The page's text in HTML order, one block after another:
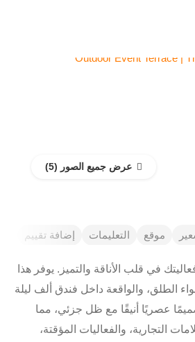
عرض جميع الصور
موقع التعليمات إضافة تقييم
في قلب الأناقة والتميز. يوفر هذا
الطلق، والواقعة داخل فندق ألف ليلة
عصريًا أنيقًا مع ظل جزئي، مما
التجارية، والفعاليات المؤقتة،